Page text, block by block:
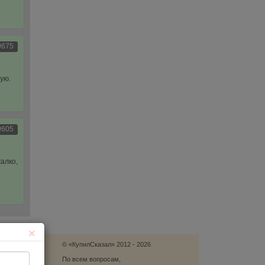
×
© «КупилСказал» 2012 - 2026
По всем вопросам,